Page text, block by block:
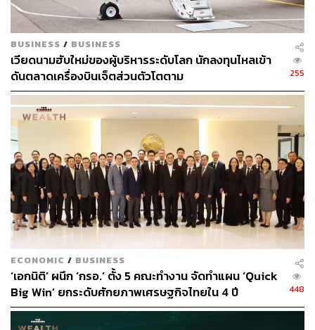
สำคัญของอุตสาหกรรมโรงกลั่นและปิโตรเคมีในสหรัฐฯ
หากพายุมีความรุนแรงและมีผลกระทบให้มีการหยุดการผลิต
ชั่วคราว
อีกทั้งประเมินว่าอาจมีความเสี่ยงจะมีผลกระทบที่รุนแรงใน
กลุ่มโรงกลั่นของสหรัฐฯ จำนวนมากซึ่งตั้งอยู่ในพื้นที่ดังกล่าว
โดยหากมีความเสียหายเกิดขึ้นจนทำให้โรงกลั่นเสียหาย อาจ
ต้องมีการนำเข้าน้ำมันจากต่างประเทศเพิ่มมากขึ้นเพื่อนำมา
ใช้ทดแทน
เปิดทริกลงทุน ‘หุ้นพลังงาน’
อย่างไรก็ดี ปัจจุบันคาดการณ์ว่าค่าการกลั่น (GRM) ปัจจุบัน
อยู่ในระดับที่อ่อนแอ (Weak) มาก จึงประเมินว่าจะมี
Downside อีกไม่มากนัก อีกทั้งในสหรัฐฯ เริ่มเข้าสู่เทศกาล
ขับรถท่องเที่ยว(Driving Season)ซึ่งเป็นปัจจัยสนับสนุนการ
ใช้น้ำมันได้ในระยะถัดไป
BUSINESS / BUSINESS
เวียดนามฮับใหม่ของผู้บริหารระดับโลก นักลงทุนไหลเข้า
ดันตลาดเครื่องบินเจ็ตส่วนตัวโตตาม
255
ECONOMIC / BUSINESS
‘เอกนิติ’ ผนึก ‘กรอ.’ ตั้ง 5 คณะทำงาน จัดทำแผน ‘Quick
Big Win’ ยกระดับศักยภาพเศรษฐกิจไทยใน 4 ปี
448